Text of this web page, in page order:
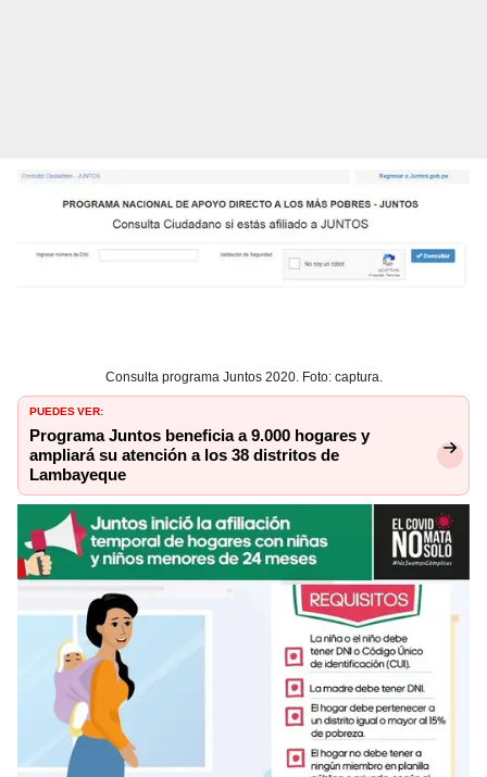
Consulta programa Juntos 2020. Foto: captura.
PUEDES VER:
Programa Juntos beneficia a 9.000 hogares y
ampliará su atención a los 38 distritos de
Lambayeque